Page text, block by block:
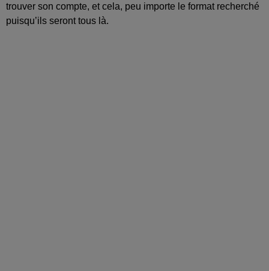
trouver son compte, et cela, peu importe le format recherché
puisqu’ils seront tous là.